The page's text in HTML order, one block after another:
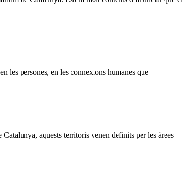
les persones, en les connexions humanes que
aquests territoris venen definits per les àrees